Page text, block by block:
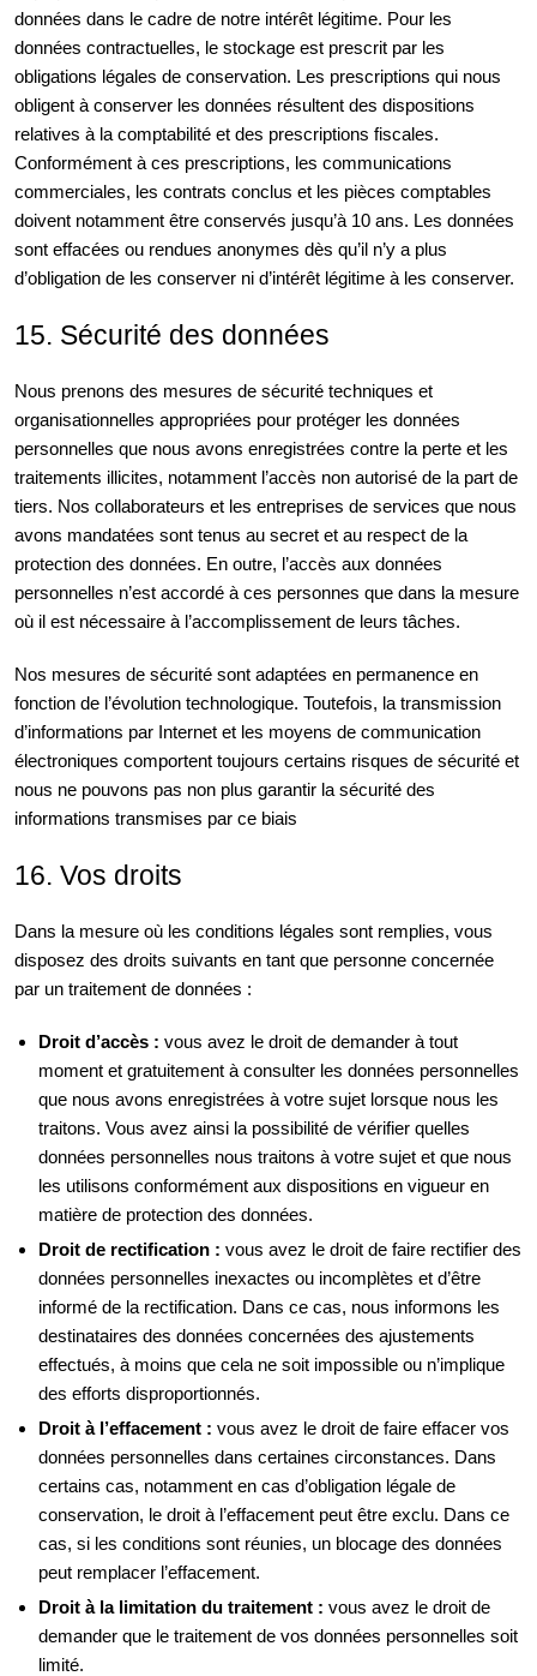
données dans le cadre de notre intérêt légitime. Pour les
données contractuelles, le stockage est prescrit par les
obligations légales de conservation. Les prescriptions qui nous
obligent à conserver les données résultent des dispositions
relatives à la comptabilité et des prescriptions fiscales.
Conformément à ces prescriptions, les communications
commerciales, les contrats conclus et les pièces comptables
doivent notamment être conservés jusqu’à 10 ans. Les données
sont effacées ou rendues anonymes dès qu’il n’y a plus
d’obligation de les conserver ni d’intérêt légitime à les conserver.
15. Sécurité des données
Nous prenons des mesures de sécurité techniques et
organisationnelles appropriées pour protéger les données
personnelles que nous avons enregistrées contre la perte et les
traitements illicites, notamment l’accès non autorisé de la part de
tiers. Nos collaborateurs et les entreprises de services que nous
avons mandatées sont tenus au secret et au respect de la
protection des données. En outre, l’accès aux données
personnelles n’est accordé à ces personnes que dans la mesure
où il est nécessaire à l’accomplissement de leurs tâches.
Nos mesures de sécurité sont adaptées en permanence en
fonction de l’évolution technologique. Toutefois, la transmission
d’informations par Internet et les moyens de communication
électroniques comportent toujours certains risques de sécurité et
nous ne pouvons pas non plus garantir la sécurité des
informations transmises par ce biais
16. Vos droits
Dans la mesure où les conditions légales sont remplies, vous
disposez des droits suivants en tant que personne concernée
par un traitement de données :
Droit d’accès : vous avez le droit de demander à tout
moment et gratuitement à consulter les données personnelles
que nous avons enregistrées à votre sujet lorsque nous les
traitons. Vous avez ainsi la possibilité de vérifier quelles
données personnelles nous traitons à votre sujet et que nous
les utilisons conformément aux dispositions en vigueur en
matière de protection des données.
Droit de rectification : vous avez le droit de faire rectifier des
données personnelles inexactes ou incomplètes et d’être
informé de la rectification. Dans ce cas, nous informons les
destinataires des données concernées des ajustements
effectués, à moins que cela ne soit impossible ou n’implique
des efforts disproportionnés.
Droit à l’effacement : vous avez le droit de faire effacer vos
données personnelles dans certaines circonstances. Dans
certains cas, notamment en cas d’obligation légale de
conservation, le droit à l’effacement peut être exclu. Dans ce
cas, si les conditions sont réunies, un blocage des données
peut remplacer l’effacement.
Droit à la limitation du traitement : vous avez le droit de
demander que le traitement de vos données personnelles soit
limité.